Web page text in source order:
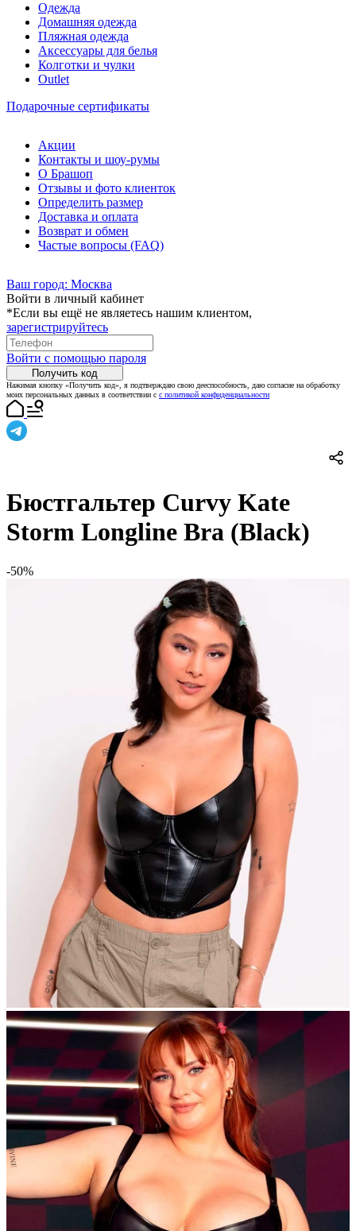
Одежда
Домашняя одежда
Пляжная одежда
Аксессуары для белья
Колготки и чулки
Outlet
Подарочные сертификаты
Акции
Контакты и шоу-румы
О Брашоп
Отзывы и фото клиенток
Определить размер
Доставка и оплата
Возврат и обмен
Частые вопросы (FAQ)
Ваш город: Москва
Войти в личный кабинет
*Если вы ещё не являетесь нашим клиентом,
зарегистрируйтесь
Войти с помощью пароля
Получить код
Нажимая кнопку «Получить код», я подтверждаю свою дееспособность, даю согласие на обработку
моих персональных данных в соответствии с с политикой конфиденциальности
Бюстгальтер Curvy Kate
Storm Longline Bra (Black)
-50%